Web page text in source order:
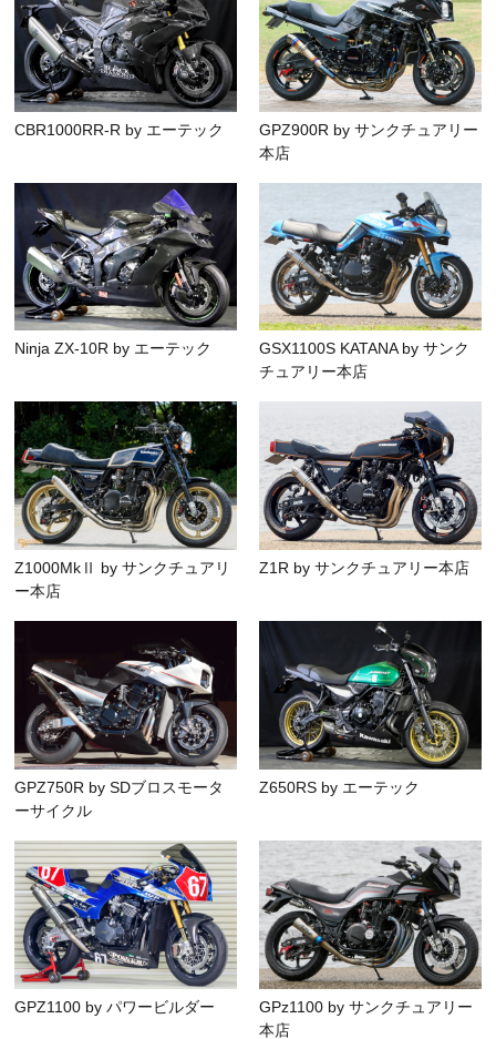
CBR1000RR-R by エーテック
GPZ900R by サンクチュアリー
本店
Ninja ZX-10R by エーテック
GSX1100S KATANA by サンク
チュアリー本店
Z1000MkⅡ by サンクチュアリ
ー本店
Z1R by サンクチュアリー本店
GPZ750R by SDブロスモータ
ーサイクル
Z650RS by エーテック
GPZ1100 by パワービルダー
GPz1100 by サンクチュアリー
本店